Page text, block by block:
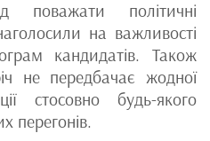
політичні
на важливості
кандидатів. Також
не передбачає жодної
стосовно будь-якого
перегонів.